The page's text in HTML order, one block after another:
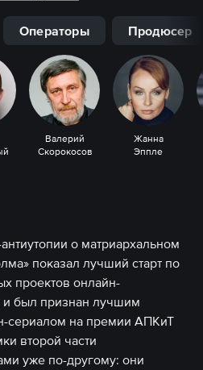
Операторы Продюсер
Валерий
Скорокосов
Жанна
Эппле
о матриархальном
показал лучший старт по
проектов онлайн-
и был признан лучшим
сериалом на премии АПКиТ
второй части
уже по-другому: они